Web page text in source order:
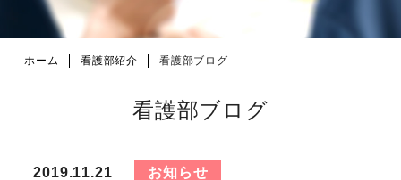
ホーム 看護部紹介 看護部ブログ
看護部ブログ
2019.11.21 お知らせ